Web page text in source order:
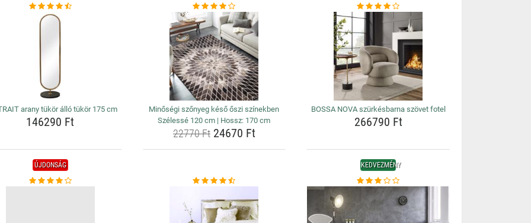
arany tükör álló tükör 175 cm
146290 Ft
Minőségi szőnyeg késő őszi színekben
Szélessé 120 cm | Hossz: 170 cm
22770 Ft24670 Ft
BOSSA NOVA szürkésbarna szövet fotel
266790 Ft
ÚJDONSÁG KEDVEZMÉNY